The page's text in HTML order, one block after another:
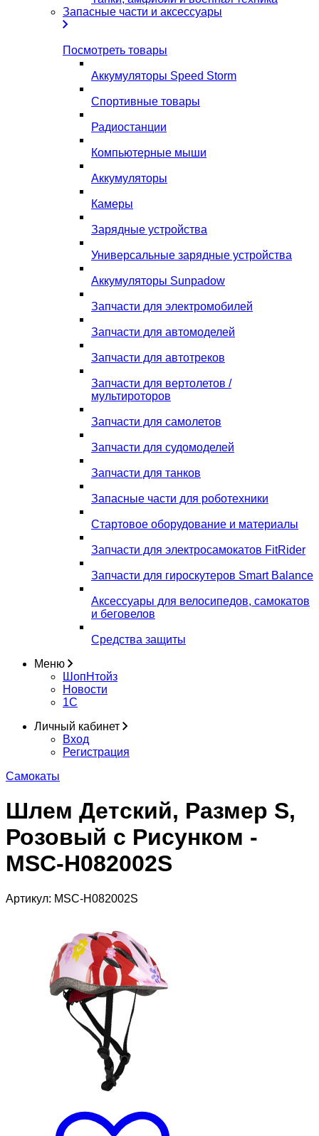
Запасные части и аксессуары
Посмотреть товары
Аккумуляторы Speed Storm
Спортивные товары
Радиостанции
Компьютерные мыши
Аккумуляторы
Камеры
Зарядные устройства
Универсальные зарядные устройства
Аккумуляторы Sunpadow
Запчасти для электромобилей
Запчасти для автомоделей
Запчасти для автотреков
Запчасти для вертолетов /
мультироторов
Запчасти для самолетов
Запчасти для судомоделей
Запчасти для танков
Запасные части для роботехники
Стартовое оборудование и материалы
Запчасти для электросамокатов FitRider
Запчасти для гироскутеров Smart Balance
Аксессуары для велосипедов, самокатов
и беговелов
Средства защиты
Меню
ШопНтойз
Новости
1C
Личный кабинет
Вход
Регистрация
Самокаты
Шлем Детский, Размер S,
Розовый с Рисунком -
MSC-H082002S
Артикул: MSC-H082002S